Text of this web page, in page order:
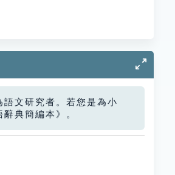
語文研究者。若您是為小
典簡編本》。